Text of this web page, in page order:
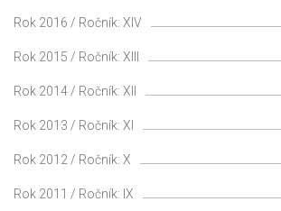
Rok 2016 / Ročník: XIV
Rok 2015 / Ročník: XIII
Rok 2014 / Ročník: XII
Rok 2013 / Ročník: XI
Rok 2012 / Ročník: X
Rok 2011 / Ročník: IX